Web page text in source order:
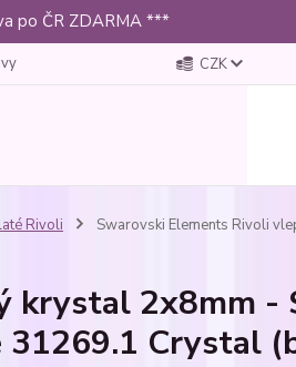
po ČR ZDARMA ***
CZK
Rivoli
Swarovski Elements Rivoli
krystal 2x8mm -
Crystal